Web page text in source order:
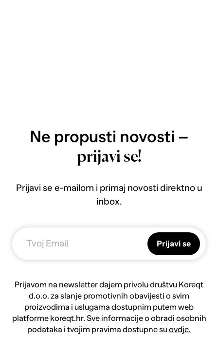
Ne propusti novosti –
prijavi se!
Prijavi se e-mailom i primaj novosti direktno u
inbox.
Prijavi se
Prijavom na newsletter dajem privolu društvu Koreqt
d.o.o. za slanje promotivnih obavijesti o svim
proizvodima i uslugama dostupnim putem web
platforme koreqt.hr. Sve informacije o obradi osobnih
podataka i tvojim pravima dostupne suovdje.